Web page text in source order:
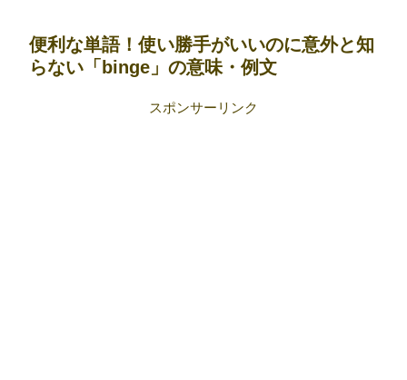
便利な単語！使い勝手がいいのに意外と知
らない「binge」の意味・例文
スポンサーリンク